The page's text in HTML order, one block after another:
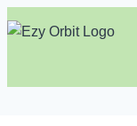
Skip
to